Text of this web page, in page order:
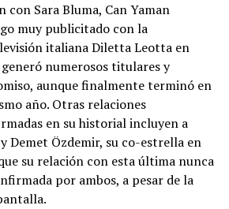
con Sara Bluma, Can Yaman
muy publicitado con la
italiana Diletta Leotta en
numerosos titulares y
aunque finalmente terminó en
año. Otras relaciones
en su historial incluyen a
Demet Özdemir, su co-estrella en
su relación con esta última nunca
por ambos, a pesar de la